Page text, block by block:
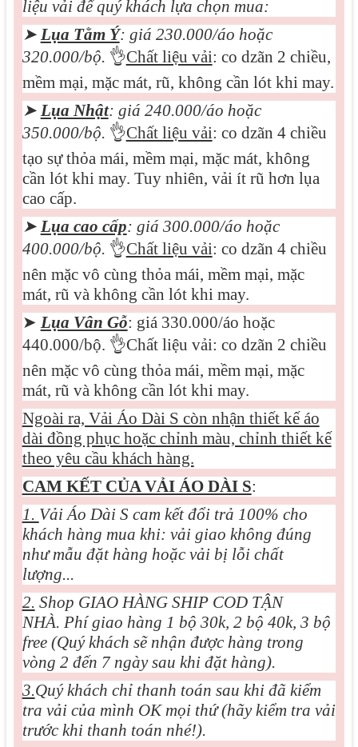
liệu vải để quý khách lựa chọn mua:
➤ Lụa Tằm Ý: giá 230.000/áo hoặc
320.000/bộ. 👌Chất liệu vải: co dzãn 2 chiều,
mềm mại, mặc mát, rũ, không cần lót khi may.
➤ Lụa Nhật: giá 240.000/áo hoặc
350.000/bộ. 👌Chất liệu vải: co dzãn 4 chiều
tạo sự thỏa mái, mềm mại, mặc mát, không
cần lót khi may. Tuy nhiên, vải ít rũ hơn lụa
cao cấp.
➤ Lụa cao cấp: giá 300.000/áo hoặc
400.000/bộ. 👌Chất liệu vải: co dzãn 4 chiều
nên mặc vô cùng thỏa mái, mềm mại, mặc
mát, rũ và không cần lót khi may.
➤ Lụa Vân Gỗ: giá 330.000/áo hoặc
440.000/bộ. 👌Chất liệu vải: co dzãn 2 chiều
nên mặc vô cùng thỏa mái, mềm mại, mặc
mát, rũ và không cần lót khi may.
Ngoài ra, Vải Áo Dài S còn nhận thiết kế áo
dài đồng phục hoặc chỉnh màu, chỉnh thiết kế
theo yêu cầu khách hàng.
CAM KẾT CỦA VẢI ÁO DÀI S:
1. Vải Áo Dài S cam kết đổi trả 100% cho
khách hàng mua khi: vải giao không đúng
như mẫu đặt hàng hoặc vải bị lỗi chất
lượng...
2. Shop GIAO HÀNG SHIP COD TẬN
NHÀ. Phí giao hàng 1 bộ 30k, 2 bộ 40k, 3 bộ
free (Quý khách sẽ nhận được hàng trong
vòng 2 đến 7 ngày sau khi đặt hàng).
3.Quý khách chỉ thanh toán sau khi đã kiểm
tra vải của mình OK mọi thứ (hãy kiểm tra vải
trước khi thanh toán nhé!).